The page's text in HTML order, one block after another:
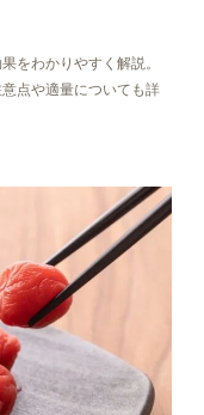
をわかりやすく解説。
点や適量についても詳